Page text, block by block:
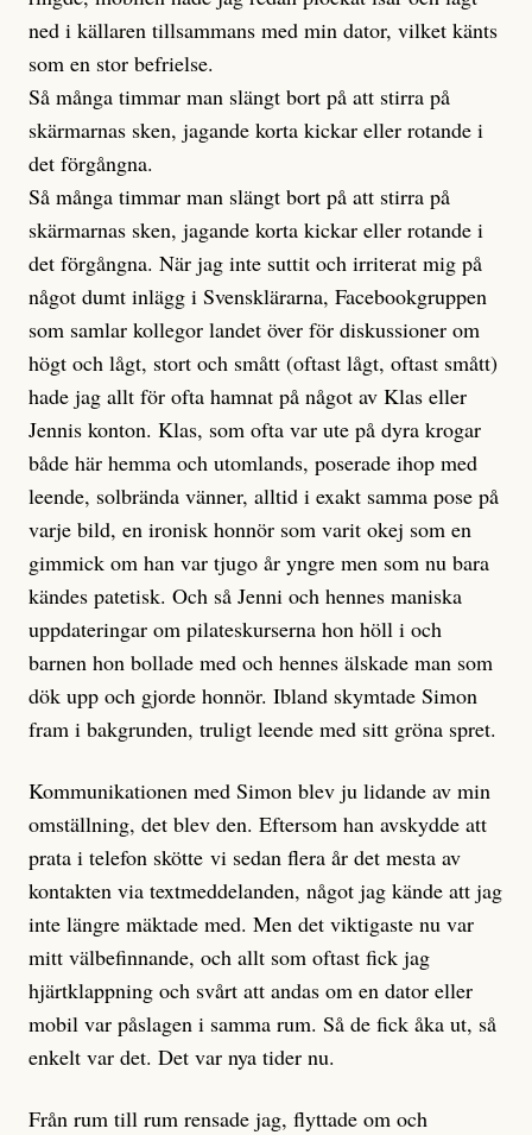
ned i källaren tillsammans med min dator, vilket känts
som en stor befrielse.
Så många timmar man slängt bort på att stirra på
skärmarnas sken, jagande korta kickar eller rotande i
det förgångna.
Så många timmar man slängt bort på att stirra på
skärmarnas sken, jagande korta kickar eller rotande i
det förgångna. När jag inte suttit och irriterat mig på
något dumt inlägg i Svensklärarna, Facebookgruppen
som samlar kollegor landet över för diskussioner om
högt och lågt, stort och smått (oftast lågt, oftast smått)
hade jag allt för ofta hamnat på något av Klas eller
Jennis konton. Klas, som ofta var ute på dyra krogar
både här hemma och utomlands, poserade ihop med
leende, solbrända vänner, alltid i exakt samma pose på
varje bild, en ironisk honnör som varit okej som en
gimmick om han var tjugo år yngre men som nu bara
kändes patetisk. Och så Jenni och hennes maniska
uppdateringar om pilateskurserna hon höll i och
barnen hon bollade med och hennes älskade man som
dök upp och gjorde honnör. Ibland skymtade Simon
fram i bakgrunden, truligt leende med sitt gröna spret.
Kommunikationen med Simon blev ju lidande av min
omställning, det blev den. Eftersom han avskydde att
prata i telefon skötte vi sedan flera år det mesta av
kontakten via textmeddelanden, något jag kände att jag
inte längre mäktade med. Men det viktigaste nu var
mitt välbefinnande, och allt som oftast fick jag
hjärtklappning och svårt att andas om en dator eller
mobil var påslagen i samma rum. Så de fick åka ut, så
enkelt var det. Det var nya tider nu.
Från rum till rum rensade jag, flyttade om och